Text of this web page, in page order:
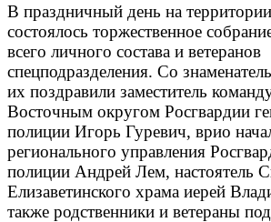
В праздничный день на
состоялось торжественное
всего личного состава и ветеранов
спецподразделения. Со
их поздравили заместитель
Восточным округом Росгвардии
полиции Игорь Гуревич, врио
регионального управления
полиции Андрей Лем, настоятель
Елизаветинского храма иерей
также родственники и ветераны